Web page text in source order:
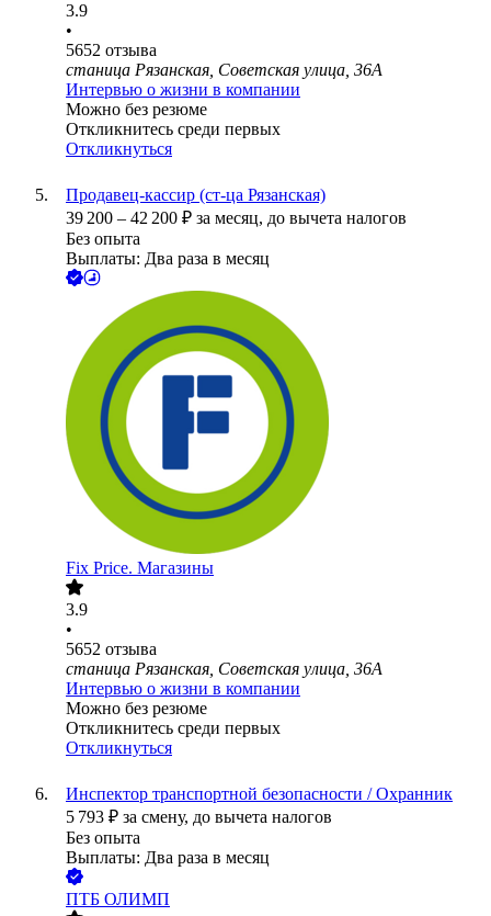
3.9
•
5652 отзыва
станица Рязанская, Советская улица, 36А
Интервью о жизни в компании
Можно без резюме
Откликнитесь среди первых
Откликнуться
Продавец-кассир (ст-ца Рязанская)
39 200 – 42 200 ₽ за месяц, до вычета налогов
Без опыта
Выплаты: Два раза в месяц
Fix Price. Магазины
3.9
•
5652 отзыва
станица Рязанская, Советская улица, 36А
Интервью о жизни в компании
Можно без резюме
Откликнитесь среди первых
Откликнуться
Инспектор транспортной безопасности / Охранник
5 793 ₽ за смену, до вычета налогов
Без опыта
Выплаты: Два раза в месяц
ПТБ ОЛИМП